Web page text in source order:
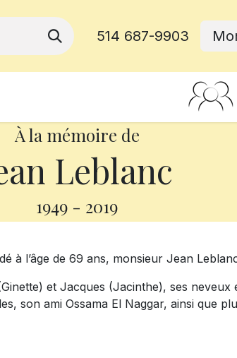
514 687-9903
À la mémoire de
Leblanc
1949 - 2019
à l’âge de 69 ans, monsieur Jean
et Jacques (Jacinthe), ses neveux
son ami Ossama El Naggar, ainsi que